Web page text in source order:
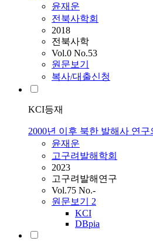
윤재운
전북사학회
2018
전북사학
Vol.0 No.53
원문보기
복사/대출신청
KCI등재
2000년 이후 북한 발해사 연
윤재운
고구려발해학회
2023
고구려발해연구
Vol.75 No.-
원문보기 2
KCI
DBpia